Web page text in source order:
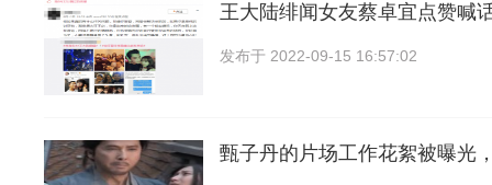
王大陆绯闻女友蔡卓宜点赞喊
发布于 2022-09-15 16:57:02
甄子丹的片场工作花絮被曝光